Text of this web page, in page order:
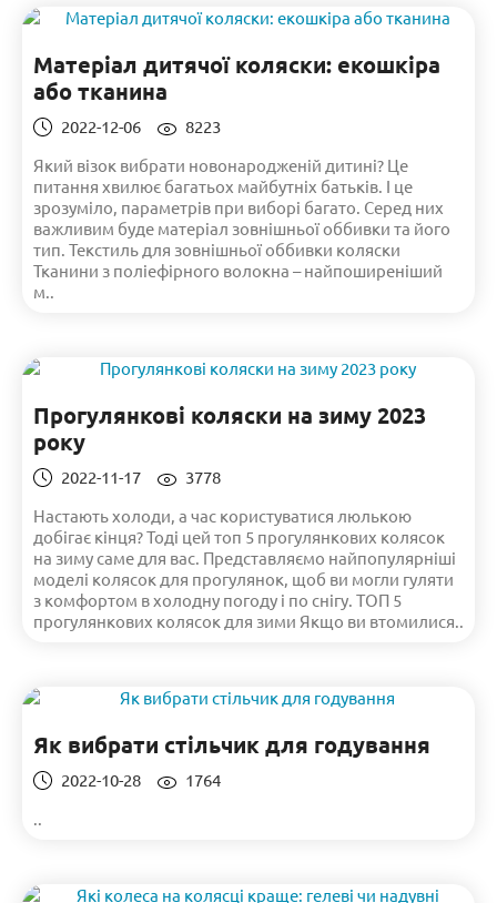
Матеріал дитячої коляски: екошкіра
або тканина
2022-12-06
8223
Який візок вибрати новонародженій дитині? Це
питання хвилює багатьох майбутніх батьків. І це
зрозуміло, параметрів при виборі багато. Серед них
важливим буде матеріал зовнішньої оббивки та його
тип. Текстиль для зовнішньої оббивки коляски
Тканини з поліефірного волокна – найпоширеніший
м..
Прогулянкові коляски на зиму 2023
року
2022-11-17
3778
Настають холоди, а час користуватися люлькою
добігає кінця? Тоді цей топ 5 прогулянкових колясок
на зиму саме для вас. Представляємо найпопулярніші
моделі колясок для прогулянок, щоб ви могли гуляти
з комфортом в холодну погоду і по снігу. ТОП 5
прогулянкових колясок для зими Якщо ви втомилися..
Як вибрати стільчик для годування
2022-10-28
1764
..